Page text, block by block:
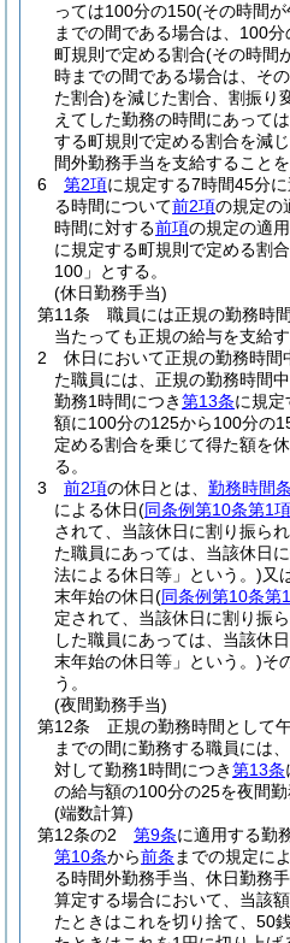
っては100分の150(その時間
までの間である場合は、100分
町規則で定める割合(その時間
時までの間である場合は、そ
た割合)を減じた割合、割振り
えてした勤務の時間にあって
する町規則で定める割合を減
間外勤務手当を支給することを
6
第2項に規定する7時間45分
る時間について前2項の規定の
時間に対する前項の規定の適
に規定する町規則で定める割
100」とする。
(休日勤務手当)
第11条
職員には正規の勤務時
当たっても正規の給与を支給す
2
休日において正規の勤務時
た職員には、正規の勤務時間
勤務1時間につき第13条に規
額に100分の125から100分の
定める割合を乗じて得た額を
る。
3
前2項の休日とは、 勤務時間
による休日(同条例第10条第1項
されて、当該休日に割り振ら
た職員にあっては、当該休日
法による休日等」という。)又
末年始の休日(同条例第10条第
定されて、当該休日に割り振
した職員にあっては、当該休
末年始の休日等」という。)そ
う。
(夜間勤務手当)
第12条
正規の勤務時間として
までの間に勤務する職員には
対して勤務1時間につき第13条
の給与額の100分の25を夜間勤
(端数計算)
第12条の2
第9条に適用する勤
第10条から前条 までの規定に
る時間外勤務手当、休日勤務
算定する場合において、当該
たときはこれを切り捨て、50